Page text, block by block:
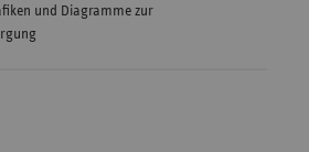
und Diagramme zur